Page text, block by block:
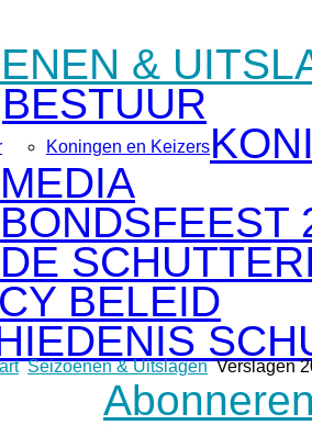
&
BESTUUR
Koningen en Keizers
MEDIA
BONDSFEEST
DE
BELEID
Seizoenen & Uitslagen Verslagen